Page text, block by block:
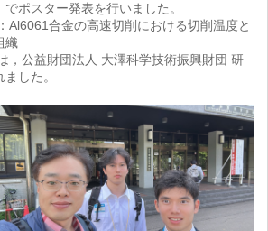
ポスター発表を行いました。
合金の高速切削における切削温度と
織
財団法人 大澤科学技術振興財団 研
した。